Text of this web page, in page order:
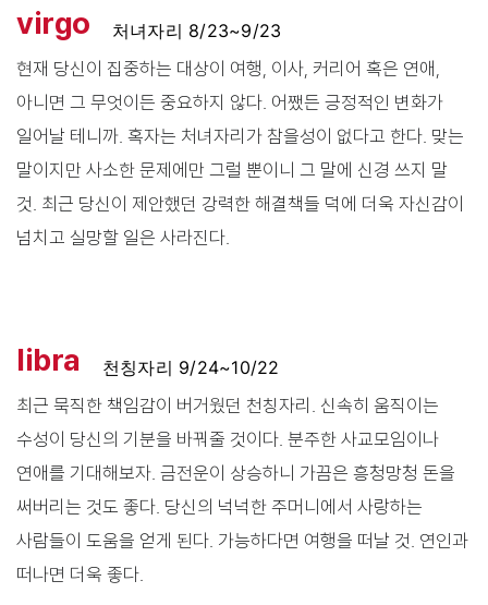
virgo
처녀자리 8/23~9/23
현재 당신이 집중하는 대상이 여행, 이사, 커리어 혹은 연애,
아니면 그 무엇이든 중요하지 않다. 어쨌든 긍정적인 변화가
일어날 테니까. 혹자는 처녀자리가 참을성이 없다고 한다. 맞는
말이지만 사소한 문제에만 그럴 뿐이니 그 말에 신경 쓰지 말
것. 최근 당신이 제안했던 강력한 해결책들 덕에 더욱 자신감이
넘치고 실망할 일은 사라진다.
libra
천칭자리 9/24~10/22
최근 묵직한 책임감이 버거웠던 천칭자리. 신속히 움직이는
수성이 당신의 기분을 바꿔줄 것이다. 분주한 사교모임이나
연애를 기대해보자. 금전운이 상승하니 가끔은 흥청망청 돈을
써버리는 것도 좋다. 당신의 넉넉한 주머니에서 사랑하는
사람들이 도움을 얻게 된다. 가능하다면 여행을 떠날 것. 연인과
떠나면 더욱 좋다.